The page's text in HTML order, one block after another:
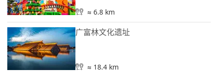
≈ 6.8 km
广富林文化遗址
≈ 18.4 km